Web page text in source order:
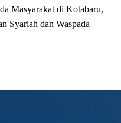
Masyarakat di Kotabaru,
Syariah dan Waspada